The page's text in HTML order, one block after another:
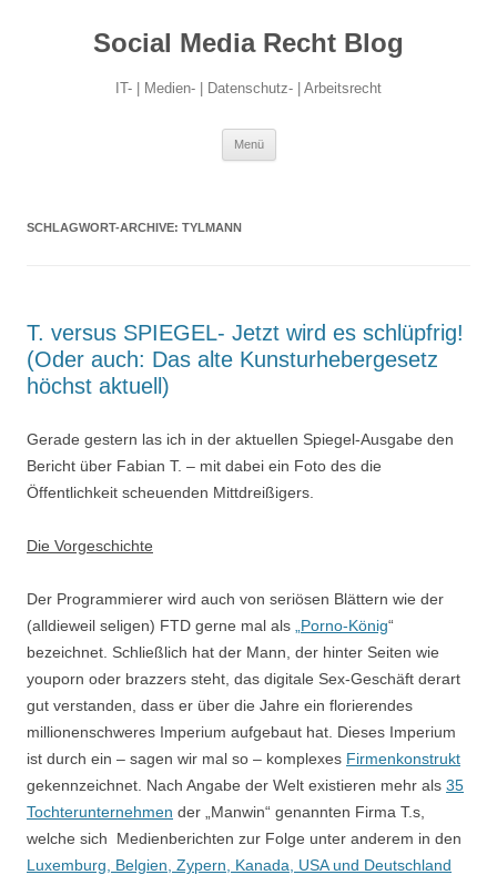
Social Media Recht Blog
IT- | Medien- | Datenschutz- | Arbeitsrecht
Menü
SCHLAGWORT-ARCHIVE: TYLMANN
T. versus SPIEGEL- Jetzt wird es schlüpfrig!
(Oder auch: Das alte Kunsturhebergesetz
höchst aktuell)
Gerade gestern las ich in der aktuellen Spiegel-Ausgabe den
Bericht über Fabian T. – mit dabei ein Foto des die
Öffentlichkeit scheuenden Mittdreißigers.
Die Vorgeschichte
Der Programmierer wird auch von seriösen Blättern wie der
(alldieweil seligen) FTD gerne mal als
„Porno-König“
bezeichnet. Schließlich hat der Mann, der hinter Seiten wie
youporn oder brazzers steht, das digitale Sex-Geschäft derart
gut verstanden, dass er über die Jahre ein florierendes
millionenschweres Imperium aufgebaut hat. Dieses Imperium
ist durch ein – sagen wir mal so – komplexes Firmenkonstrukt
gekennzeichnet. Nach Angabe der Welt existieren mehr als 35
Tochterunternehmen der „Manwin“ genannten Firma T.s,
welche sich Medienberichten zur Folge unter anderem in den
Luxemburg, Belgien, Zypern, Kanada, USA und Deutschland